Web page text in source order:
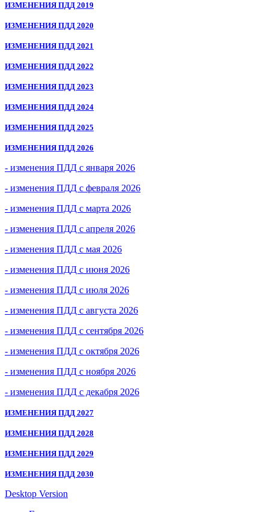
ИЗМЕНЕНИЯ ПДД 2019
ИЗМЕНЕНИЯ ПДД 2020
ИЗМЕНЕНИЯ ПДД 2021
ИЗМЕНЕНИЯ ПДД 2022
ИЗМЕНЕНИЯ ПДД 2023
ИЗМЕНЕНИЯ ПДД 2024
ИЗМЕНЕНИЯ ПДД 2025
ИЗМЕНЕНИЯ ПДД 2026
- изменения ПДД с января 2026
- изменения ПДД с февраля 2026
- изменения ПДД с марта 2026
- изменения ПДД с апреля 2026
- изменения ПДД с мая 2026
- изменения ПДД с июня 2026
- изменения ПДД с июля 2026
- изменения ПДД с августа 2026
- изменения ПДД с сентября 2026
- изменения ПДД с октября 2026
- изменения ПДД с ноября 2026
- изменения ПДД с декабря 2026
ИЗМЕНЕНИЯ ПДД 2027
ИЗМЕНЕНИЯ ПДД 2028
ИЗМЕНЕНИЯ ПДД 2029
ИЗМЕНЕНИЯ ПДД 2030
Desktop Version